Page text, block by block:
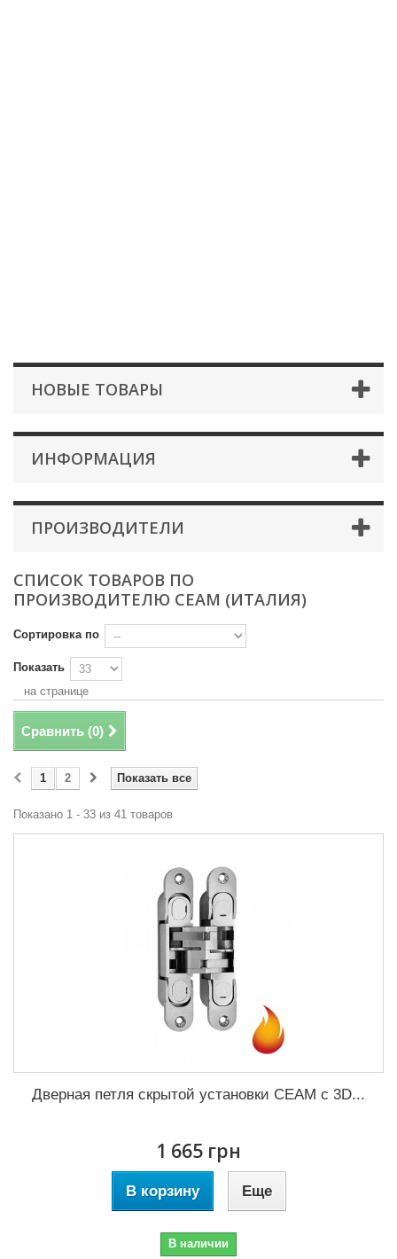
НОВЫЕ ТОВАРЫ
ИНФОРМАЦИЯ
ПРОИЗВОДИТЕЛИ
СПИСОК ТОВАРОВ ПО
ПРОИЗВОДИТЕЛЮ CEAM (ИТАЛИЯ)
Сортировка по
Показать
на странице
Сравнить (0)
Показать все
1 2
Показано 1 - 33 из 41 товаров
Дверная петля скрытой установки CEAM с 3D...
1 665 грн
В корзину Еще
В наличии